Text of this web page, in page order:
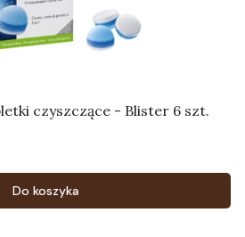
czyszczące - Blister 6 szt.
Do koszyka